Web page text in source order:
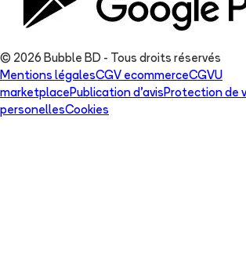
© 2026 Bubble BD - Tous droits réservés
Mentions légalesCGV ecommerceCGVU
marketplacePublication d'avisProtection de
personellesCookies